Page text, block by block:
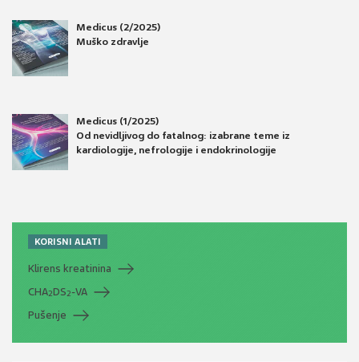
Medicus (2/2025)
Muško zdravlje
Medicus (1/2025)
Od nevidljivog do fatalnog: izabrane teme iz
kardiologije, nefrologije i endokrinologije
KORISNI ALATI
Klirens kreatinina
CHA2DS2-VA
Pušenje